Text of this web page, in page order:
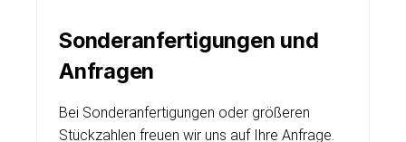
Sonderanfertigungen und
Anfragen
Bei Sonderanfertigungen oder größeren
Stückzahlen freuen wir uns auf Ihre Anfrage.